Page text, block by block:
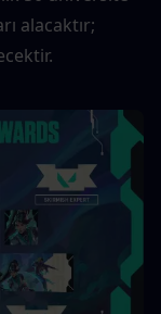
alacaktır;